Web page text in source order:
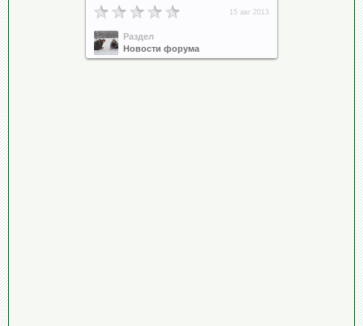
15 авг 2013
Раздел
Новости форума